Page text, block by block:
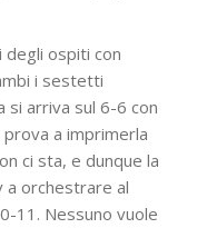
ospiti con
i sestetti
si arriva sul 6-6 con
a imprimerla
ci sta, e dunque la
a orchestrare al
11. Nessuno vuole